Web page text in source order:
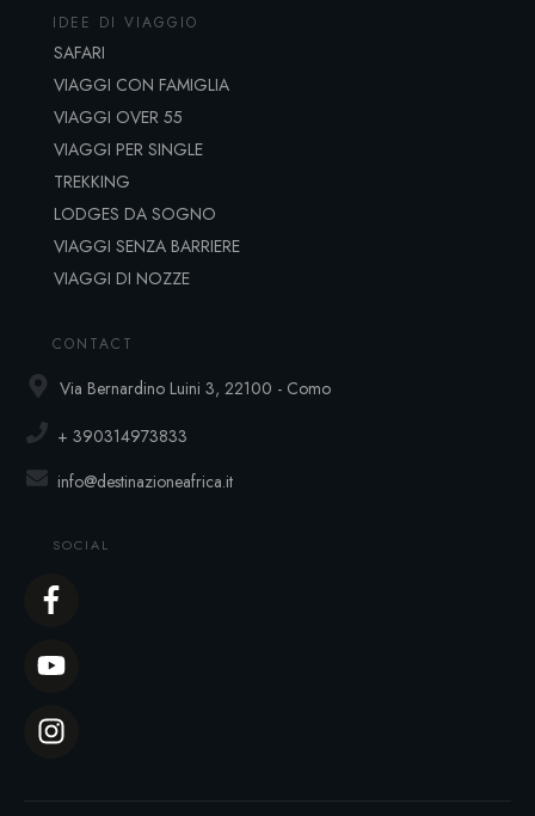
IDEE DI VIAGGIO
SAFARI
VIAGGI CON FAMIGLIA
VIAGGI OVER 55
VIAGGI PER SINGLE
TREKKING
LODGES DA SOGNO
VIAGGI SENZA BARRIERE
VIAGGI DI NOZZE
CONTACT
Via Bernardino Luini 3, 22100 - Como
+ 390314973833
info@destinazioneafrica.it
SOCIAL